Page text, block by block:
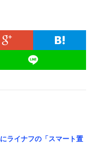
ライナフの「スマート置